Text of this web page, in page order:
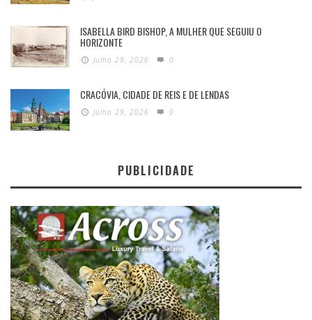
ISABELLA BIRD BISHOP, A MULHER QUE SEGUIU O
HORIZONTE
Julho 29, 2026 0
CRACÓVIA, CIDADE DE REIS E DE LENDAS
Julho 29, 2026 0
PUBLICIDADE